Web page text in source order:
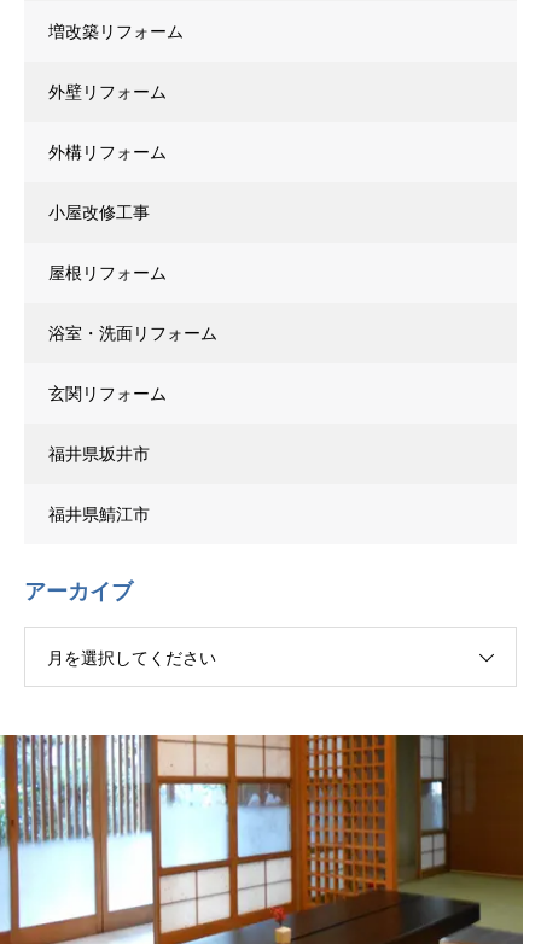
増改築リフォーム
外壁リフォーム
外構リフォーム
小屋改修工事
屋根リフォーム
浴室・洗面リフォーム
玄関リフォーム
福井県坂井市
福井県鯖江市
アーカイブ
月を選択してください